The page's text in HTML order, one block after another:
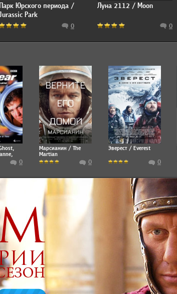
Юрского периода /
Park
0
Луна 2112 / Moon
0
AMG, 0
Марсианин / The
Martian
0
Эверест / Everest
0